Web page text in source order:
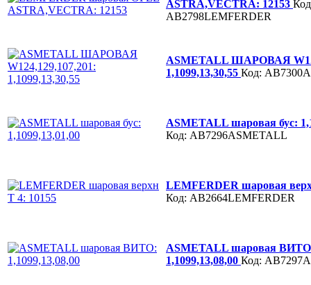
ASTRA,VECTRA: 12153
AB2798LEMFERDER
ASMETALL ШАРОВАЯ
1,1099,13,30,55 Код:
ASMETALL шаровая бус:
Код: AB7296ASMETALL
LEMFERDER шаровая
Код: AB2664LEMFERDER
ASMETALL шаровая
1,1099,13,08,00 Код: